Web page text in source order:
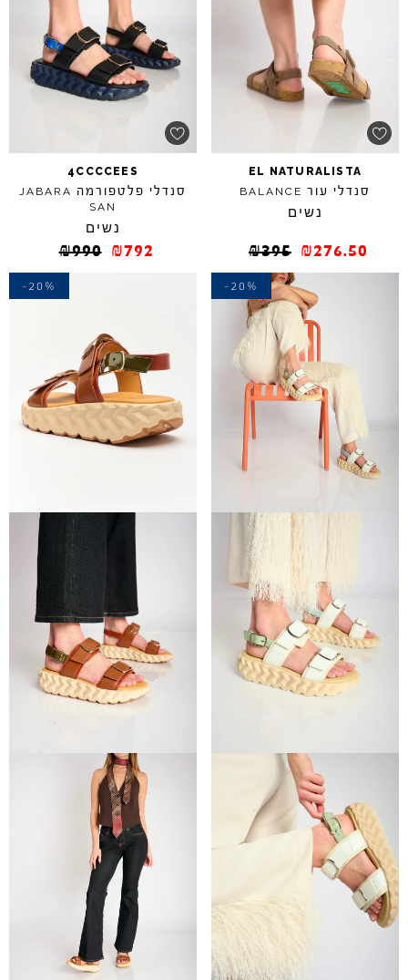
EL NATURALISTA
סנדלי עור BALANCE
נשים
₪395 ₪276.50
4CCCCEES
סנדלי פלטפורמה JABARA
SAN
נשים
₪990 ₪792
-20%
-20%